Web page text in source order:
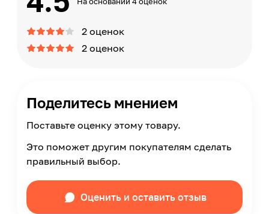
2 оценок
2 оценок
Поделитесь мнением
Поставьте оценку этому товару.
Это поможет другим покупателям сделать
правильный выбор.
Оценить и оставить отзыв